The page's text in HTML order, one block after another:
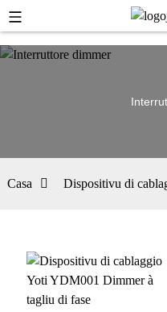
Casa Dispositivu di